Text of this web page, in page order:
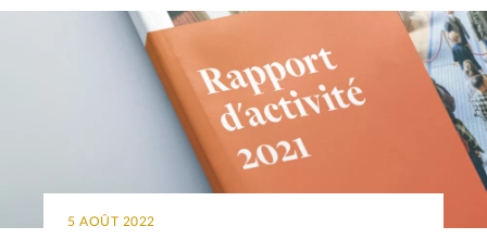
5 AOÛT 2022